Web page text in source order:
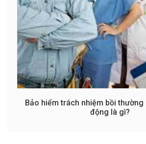
Bảo hiểm trách nhiệm bồi
động là gì?